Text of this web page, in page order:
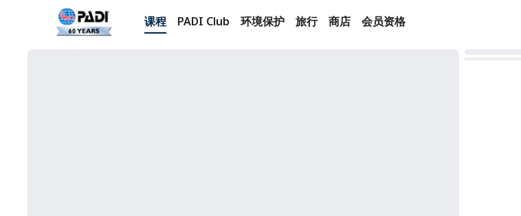
课程 PADI Club 环境保护 旅行 商店 会员资格